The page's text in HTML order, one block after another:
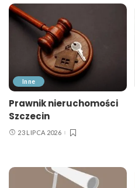
Inne
Prawnik nieruchomości
Szczecin
23 LIPCA 2026